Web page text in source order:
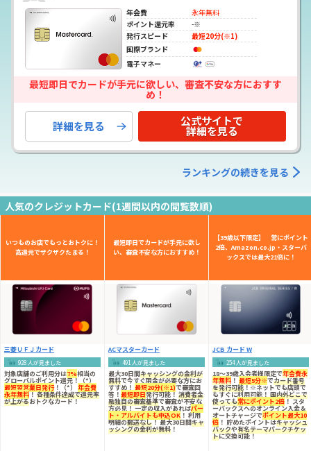
年会費
永年無料
ポイント還元率
-※
発行スピード
最短20分(※1)
国際ブランド
電子マネー
最短即日でカードが手元に欲しい、審査不安な方におすす
め！
詳細を見る 公式サイトで
詳細を見る
ランキングの続きを見る
人気のクレジットカード(1週間以内の閲覧数順)
いつものお店でもっとおトクに！
高還元でザクザクたまる！
三菱ＵＦＪカード
928 人が見ました
対象店舗のご利用分は7%相当の
グローバルポイント還元！（*）
最短翌営業日発行！（*） 年会費
永年無料！各種条件達成で還元率
が上がるおトクなカード！
最短即日でカードが手元に欲し
い、審査不安な方におすすめ！
ACマスターカード
491 人が見ました
最大30日間キャッシングの金利が
無料で今すぐ現金が必要な方にお
すすめ！ 最短20分(※1)で審査回
答！ 最短即日発行可能！ 消費者金
融独自の審査基準で審査が不安な
方必見！ 一定の収入があればパー
ト・アルバイトも申込OK ！ 利用
明細の郵送なし！ 最大30日間キャ
ッシングの金利が無料 ！
【39歳以下限定】 常にポイント
2倍、Amazon.co.jp・スターバ
ックスでは最大21倍に！
JCB カード W
254 人が見ました
18～39歳入会者様限定で年会費永
年無料 ！ 最短5分※でカード番号
を発行可能！※ネットでも店頭で
もすぐに利用可能！ 国内外どこで
使っても常にポイント2倍！ スタ
ーバックスへのオンライン入金＆
オートチャージでポイント最大10
倍 ！ 貯めたポイントはキャッシュ
バックや有名テーマパークチケッ
トに交換可能！